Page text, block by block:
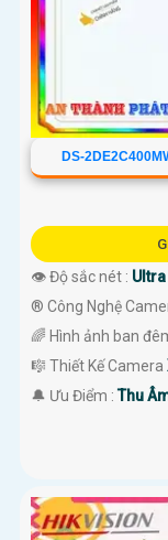
DS-
👁 Độ sắc nét : Ultra
®️ Công Nghệ
🌈 Hình ảnh ban
🎼️ Thiết Kế Camera
️🔔 Ưu Điểm :Thu